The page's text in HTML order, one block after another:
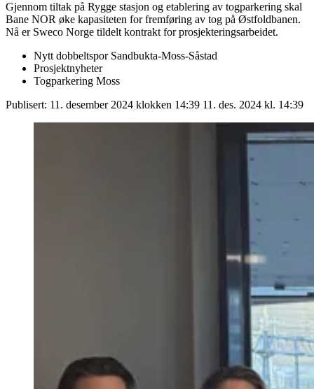
Gjennom tiltak på Rygge stasjon og etablering av togparkering skal
Bane NOR øke kapasiteten for fremføring av tog på Østfoldbanen.
Nå er Sweco Norge tildelt kontrakt for prosjekteringsarbeidet.
Nytt dobbeltspor Sandbukta-Moss-Såstad
Prosjektnyheter
Togparkering Moss
Publisert: 11. desember 2024 klokken 14:39 11. des. 2024 kl. 14:39